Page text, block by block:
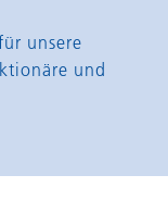
unsere
und